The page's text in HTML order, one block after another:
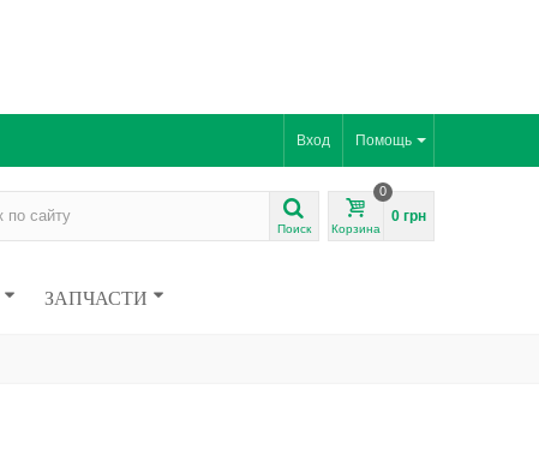
Помощь
Вход
Поиск Корзина
0
0 грн
ЗАПЧАСТИ